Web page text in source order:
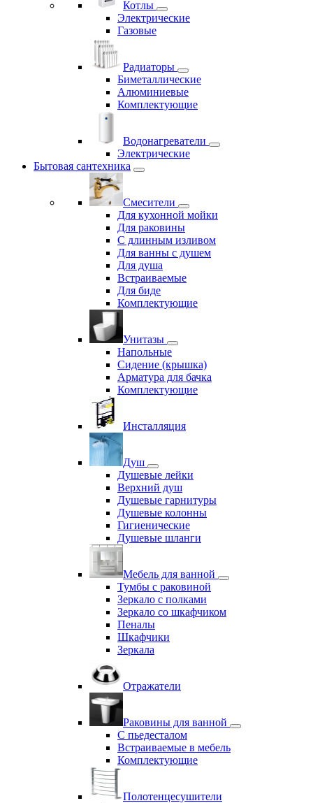
Котлы
Электрические
Газовые
Радиаторы
Биметаллические
Алюминиевые
Комплектующие
Водонагреватели
Электрические
Бытовая сантехника
Смесители
Для кухонной мойки
Для раковины
С длинным изливом
Для ванны с душем
Для душа
Встраиваемые
Для биде
Комплектующие
Унитазы
Напольные
Сидение (крышка)
Арматура для бачка
Комплектующие
Инсталляция
Душ
Душевые лейки
Верхний душ
Душевые гарнитуры
Душевые колонны
Гигиенические
Душевые шланги
Мебель для ванной
Тумбы с раковиной
Зеркало с полками
Зеркало со шкафчиком
Пеналы
Шкафчики
Зеркала
Отражатели
Раковины для ванной
С пьедесталом
Встраиваемые в мебель
Комплектующие
Полотенцесушители